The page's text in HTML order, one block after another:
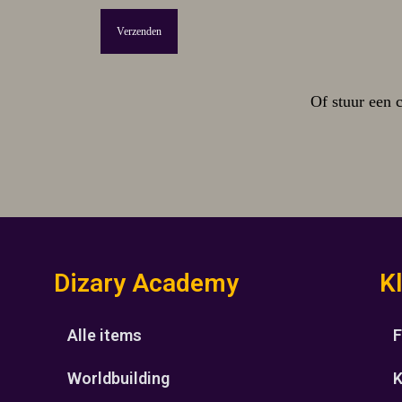
Of stuur een
Dizary Academy
Alle items
Worldbuilding